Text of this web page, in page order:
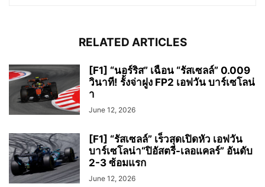
RELATED ARTICLES
[F1] “นอร์ริส” เฉือน “รัสเซลล์” 0.009
วินาที! รั้งจ่าฝูง FP2 เอฟวัน บาร์เซโลน่
า
June 12, 2026
[F1] “รัสเซลล์” เร็วสุดเปิดหัว เอฟวัน
บาร์เซโลน่า“ปิอัสตรี-เลอแคลร์” อันดับ
2-3 ซ้อมแรก
June 12, 2026